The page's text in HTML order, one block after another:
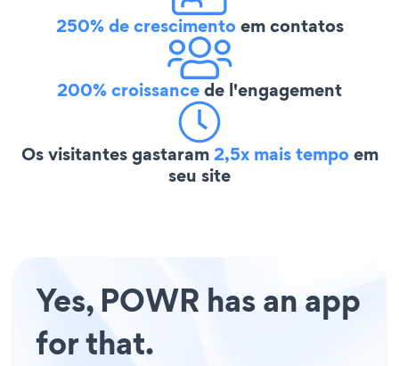
250% de crescimentoem contatos
200% croissancede l'engagement
Os visitantes gastaram2,5x mais tempoem
seu site
Yes, POWR has an app
for that.